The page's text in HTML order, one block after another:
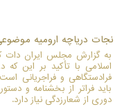
نجات دریاچه ارومیه
به گزارش مجلس ایران دات
اسلامی با تأکید بر این که
فرادستگاهی و فراجریانی
باید فراتر از بخشنامه و
دوری از شعارزدگی نیاز دارد.